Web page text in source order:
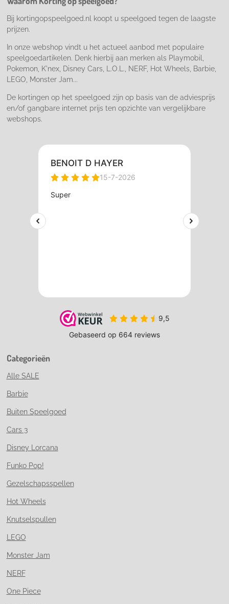
k
a
m
Bij kortingopspeelgoed.nl koopt u speelgoed tegen de laagste
prijzen.
In onze webshop vindt u het actueel aanbod met populaire
speelgoedartikelen. Denk hierbij aan merken als Playmobil,
Pokemon, K'nex, Disney Cars, L.O.L., NERF, Hot Wheels, Barbie,
LEGO, Monster Jam...
De kortingen op het speelgoed zijn op basis van de adviesprijs
en/of gangbare internet prijs ten opzichte van vergelijkbare
webshops.
Categorieën
Alle SALE
Barbie
Buiten Speelgoed
Cars 3
Disney Lorcana
Funko Pop!
Gezelschapsspellen
Hot Wheels
Knutselspullen
LEGO
Monster Jam
NERF
One Piece